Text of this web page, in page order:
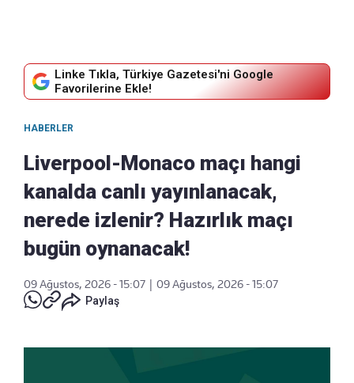
Linke Tıkla, Türkiye Gazetesi'ni Google
Favorilerine Ekle!
HABERLER
Liverpool-Monaco maçı hangi
kanalda canlı yayınlanacak,
nerede izlenir? Hazırlık maçı
bugün oynanacak!
09 Ağustos, 2026 - 15:07
09 Ağustos, 2026 - 15:07
Paylaş